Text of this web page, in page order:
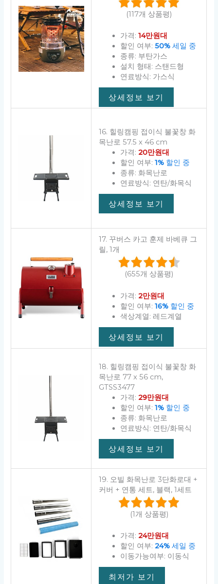
(117개 상품평)
가격: 14만원대
할인 여부: 50%세일 중
종류: 부탄가스
설치 형태: 스탠드형
연료방식: 가스식
상세정보 보기
16. 힐링캠핑 접이식 불꽃창 화
목난로 57.5 x 46 cm
가격: 20만원대
할인 여부: 1%할인 중
종류: 화목난로
연료방식: 연탄/화목식
상세정보 보기
17. 꾸버스 카고 훈제 바베큐 그
릴, 1개
(655개 상품평)
가격: 2만원대
할인 여부: 16%할인 중
색상계열: 레드계열
상세정보 보기
18. 힐링캠핑 접이식 불꽃창 화
목난로 77 x 56 cm,
GTSS3477
가격: 29만원대
할인 여부: 1%할인 중
종류: 화목난로
연료방식: 연탄/화목식
상세정보 보기
19. 오빌 화목난로 3단화로대 +
커버 + 연통 세트, 블랙, 1세트
(1개 상품평)
가격: 24만원대
할인 여부: 24%세일 중
이동가능여부: 이동식
최저가 보기